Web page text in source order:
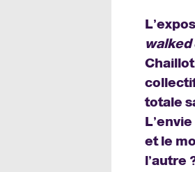
walked
totale
et le
l’autre